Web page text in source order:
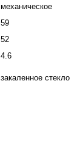
механическое
59
52
4.6
закаленное стекло